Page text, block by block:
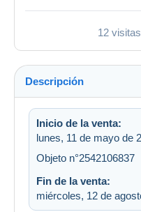
12 visitas
Descripción
Inicio de la venta:
lunes, 11 de mayo de
Objeto n°2542106837
Fin de la venta:
miércoles, 12 de